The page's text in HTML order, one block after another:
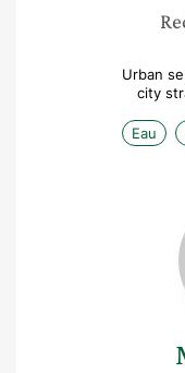
Urban
city
Eau